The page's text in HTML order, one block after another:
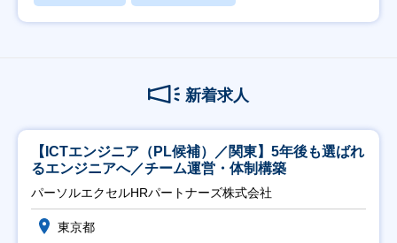
新着求人
【ICTエンジニア（PL候補）／関東】5年後も選ばれ
るエンジニアへ／チーム運営・体制構築
パーソルエクセルHRパートナーズ株式会社
東京都